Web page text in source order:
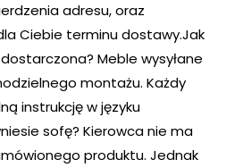
adresu, oraz
Ciebie terminu dostawy.Jak
Meble wysyłane
montażu. Każdy
instrukcję w języku
sofę? Kierowca nie ma
produktu. Jednak